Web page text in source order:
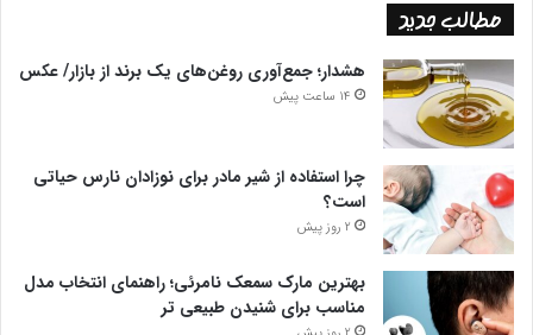
مطالب جدید
هشدار؛ جمع‌آوری روغن‌های یک برند از بازار/ عکس
14 ساعت پیش
چرا استفاده از شیر مادر برای نوزادان نارس حیاتی
است؟
2 روز پیش
بهترین مارک سمعک نامرئی؛ راهنمای انتخاب مدل
مناسب برای شنیدن طبیعی تر